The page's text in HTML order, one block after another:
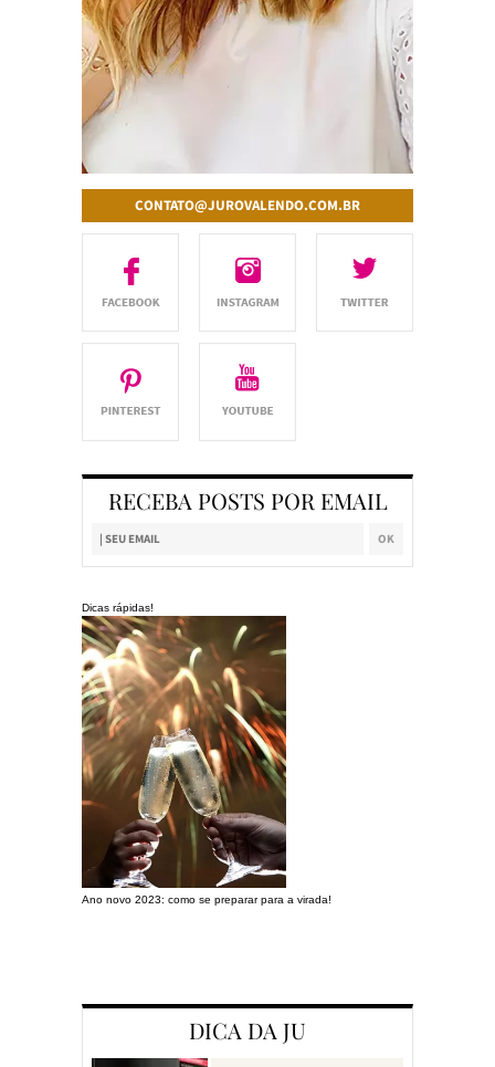
CONTATO@JUROVALENDO.COM.BR
RECEBA POSTS POR EMAIL
Dicas rápidas!
Ano novo 2023: como se preparar para a virada!
DICA DA JU